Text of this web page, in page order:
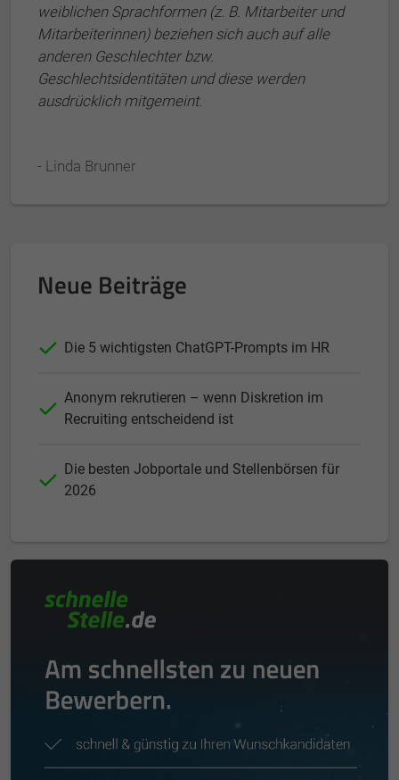
Neue Beiträge
Die 5 wichtigsten ChatGPT-Prompts im HR
Anonym rekrutieren – wenn Diskretion im
Recruiting entscheidend ist
Die besten Jobportale und Stellenbörsen für
2026
weiblichen Sprachformen (z. B. Mitarbeiter und
Mitarbeiterinnen) beziehen sich auch auf alle
anderen Geschlechter bzw.
Geschlechtsidentitäten und diese werden
ausdrücklich mitgemeint.
- Linda Brunner